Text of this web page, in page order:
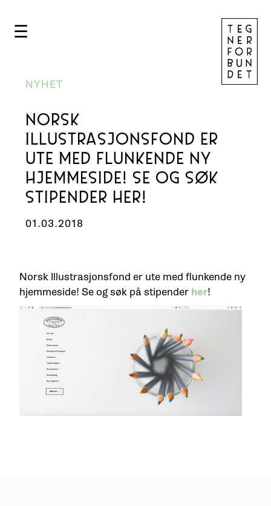
☰
NYHET
NORSK
ILLUSTRASJONSFOND ER
UTE MED FLUNKENDE NY
HJEMMESIDE! SE OG SØK
STIPENDER HER!
01.03.2018
Norsk Illustrasjonsfond er ute med flunkende ny
hjemmeside! Se og søk på stipender her!